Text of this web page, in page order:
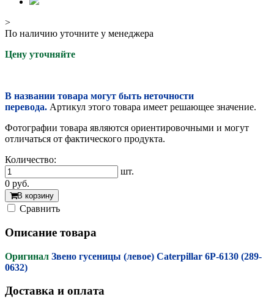
>
По наличию уточните у менеджера
Цену уточняйте
В названии товара могут быть неточности
перевода. Артикул этого товара имеет решающее значение.
Фотографии товара являются ориентировочными и могут
отличаться от фактического продукта.
Количество:
шт.
0 руб.
В корзину
Cравнить
Описание товара
Оригинал Звено гусеницы (левое) Caterpillar 6P-6130 (289-
0632)
Доставка и оплата